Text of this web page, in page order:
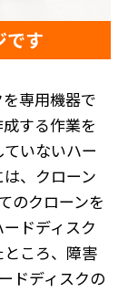
です
専用機器で
する作業を
いないハー
、クローン
のクローンを
ドディスク
ころ、障害
ドディスクの